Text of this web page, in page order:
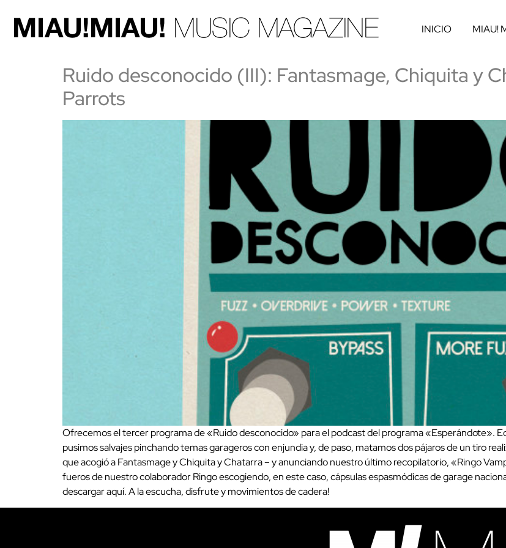
INICIO MIAU!
Ruido desconocido (III): Fantasmage, Chiquita y
Parrots
Ofrecemos el tercer programa de «Ruido desconocido» para el podcast del programa «Esperándote».
pusimos salvajes pinchando temas garageros con enjundia y, de paso, matamos dos pájaros de un tiro
que acogió a Fantasmage y Chiquita y Chatarra – y anunciando nuestro último recopilatorio, «Ringo
fueros de nuestro colaborador Ringo escogiendo, en este caso, cápsulas espasmódicas de garage
descargar aquí. A la escucha, disfrute y movimientos de cadera!